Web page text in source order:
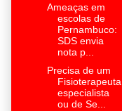
Ameaças em
escolas de
Pernambuco:
SDS envia
nota p...
Precisa de um
Fisioterapeuta
especialista
ou de Se...